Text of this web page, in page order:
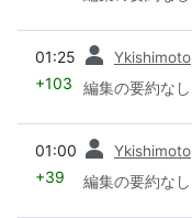
01:25 Ykishimoto
+103 編集の要約なし
01:00 Ykishimoto
+39 編集の要約なし